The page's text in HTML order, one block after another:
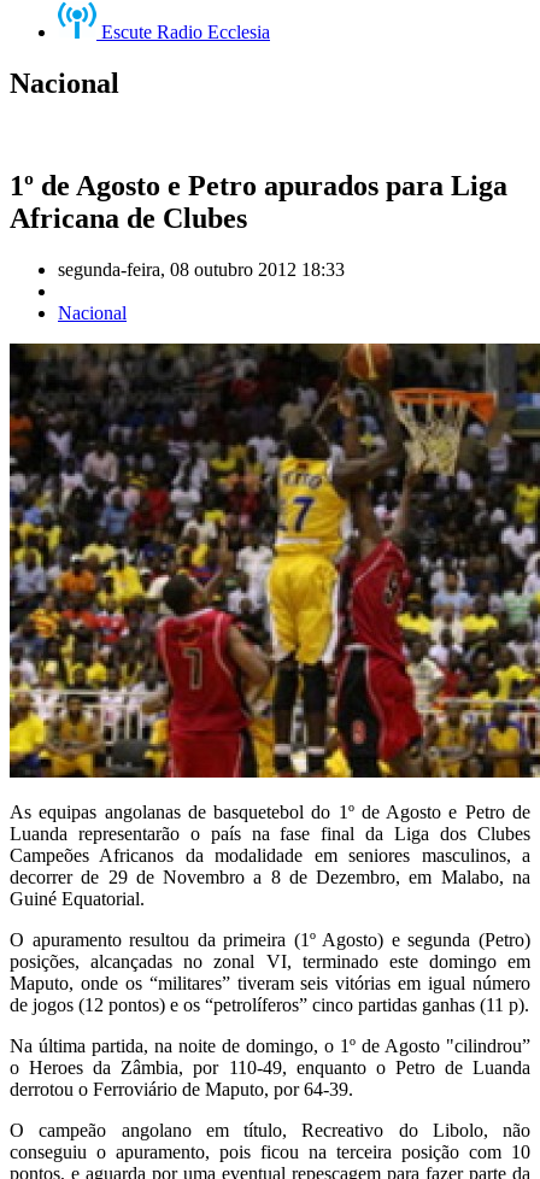
Escute Radio Ecclesia
Nacional
1º de Agosto e Petro apurados para Liga
Africana de Clubes
segunda-feira, 08 outubro 2012 18:33
Nacional
As equipas angolanas de basquetebol do 1º de Agosto e Petro de
Luanda representarão o país na fase final da Liga dos Clubes
Campeões Africanos da modalidade em seniores masculinos, a
decorrer de 29 de Novembro a 8 de Dezembro, em Malabo, na
Guiné Equatorial.
O apuramento resultou da primeira (1º Agosto) e segunda (Petro)
posições, alcançadas no zonal VI, terminado este domingo em
Maputo, onde os “militares” tiveram seis vitórias em igual número
de jogos (12 pontos) e os “petrolíferos” cinco partidas ganhas (11 p).
Na última partida, na noite de domingo, o 1º de Agosto "cilindrou”
o Heroes da Zâmbia, por 110-49, enquanto o Petro de Luanda
derrotou o Ferroviário de Maputo, por 64-39.
O campeão angolano em título, Recreativo do Libolo, não
conseguiu o apuramento, pois ficou na terceira posição com 10
pontos, e aguarda por uma eventual repescagem para fazer parte da